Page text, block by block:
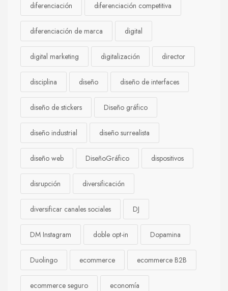
diferenciación diferenciación competitiva
diferenciación de marca digital
digital marketing digitalización director
disciplina diseño diseño de interfaces
diseño de stickers Diseño gráfico
diseño industrial diseño surrealista
diseño web DiseñoGráfico dispositivos
disrupción diversificación
diversificar canales sociales DJ
DM Instagram doble opt-in Dopamina
Duolingo ecommerce ecommerce B2B
ecommerce seguro economía